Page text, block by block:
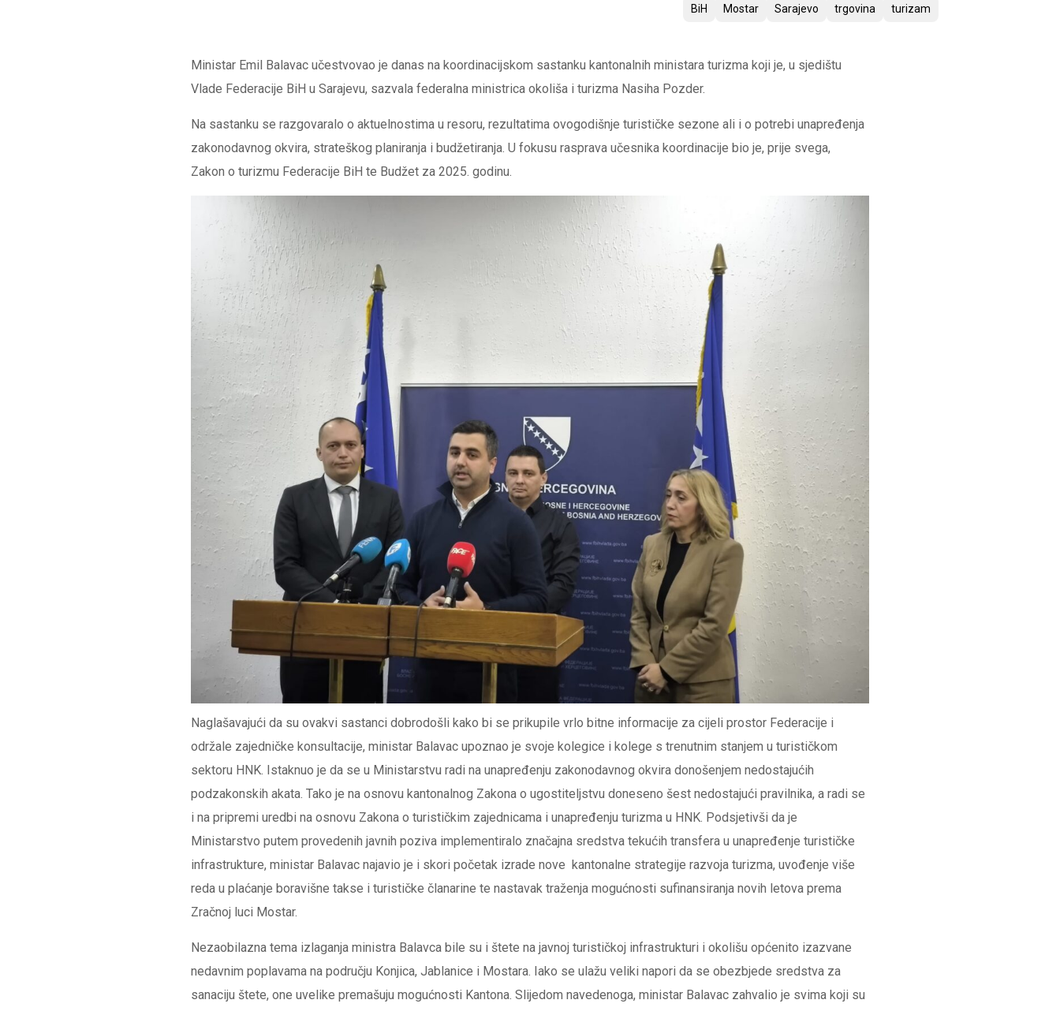
BiH Mostar Sarajevo trgovina turizam
Ministar Emil Balavac učestvovao je danas na koordinacijskom sastanku kantonalnih ministara turizma koji je, u sjedištu
Vlade Federacije BiH u Sarajevu, sazvala federalna ministrica okoliša i turizma Nasiha Pozder.
Na sastanku se razgovaralo o aktuelnostima u resoru, rezultatima ovogodišnje turističke sezone ali i o potrebi unapređenja
zakonodavnog okvira, strateškog planiranja i budžetiranja. U fokusu rasprava učesnika koordinacije bio je, prije svega,
Zakon o turizmu Federacije BiH te Budžet za 2025. godinu.
Naglašavajući da su ovakvi sastanci dobrodošli kako bi se prikupile vrlo bitne informacije za cijeli prostor Federacije i
održale zajedničke konsultacije, ministar Balavac upoznao je svoje kolegice i kolege s trenutnim stanjem u turističkom
sektoru HNK. Istaknuo je da se u Ministarstvu radi na unapređenju zakonodavnog okvira donošenjem nedostajućih
podzakonskih akata. Tako je na osnovu kantonalnog Zakona o ugostiteljstvu doneseno šest nedostajući pravilnika, a radi se
i na pripremi uredbi na osnovu Zakona o turističkim zajednicama i unapređenju turizma u HNK. Podsjetivši da je
Ministarstvo putem provedenih javnih poziva implementiralo značajna sredstva tekućih transfera u unapređenje turističke
infrastrukture, ministar Balavac najavio je i skori početak izrade nove kantonalne strategije razvoja turizma, uvođenje više
reda u plaćanje boravišne takse i turističke članarine te nastavak traženja mogućnosti sufinansiranja novih letova prema
Zračnoj luci Mostar.
Nezaobilazna tema izlaganja ministra Balavca bile su i štete na javnoj turističkoj infrastrukturi i okolišu općenito izazvane
nedavnim poplavama na području Konjica, Jablanice i Mostara. Iako se ulažu veliki napori da se obezbjede sredstva za
sanaciju štete, one uvelike premašuju mogućnosti Kantona. Slijedom navedenoga, ministar Balavac zahvalio je svima koji su